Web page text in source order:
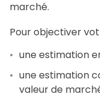
marché.
Pour objectiver
une estimation
une estimation
valeur de